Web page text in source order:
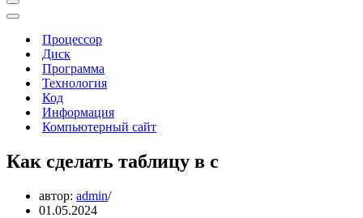
Меню
навигации
Меню
навигацииПроцессор
Диск
Программа
Технология
Код
Информация
Компьютерный сайт
Как сделать таблицу в c
автор: admin
01.05.2024